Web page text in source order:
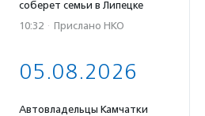
соберет семьи в Липецке
10:32 · Прислано НКО
05.08.2026
Автовладельцы Камчатки